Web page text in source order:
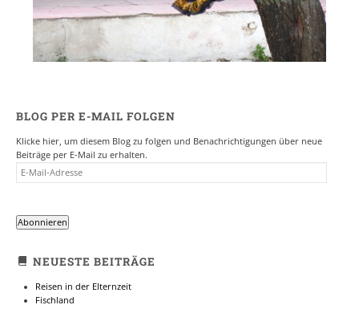
BLOG PER E-MAIL FOLGEN
Klicke hier, um diesem Blog zu folgen und Benachrichtigungen über neue
Beiträge per E-Mail zu erhalten.
E-
MAIL-
Abonnieren
NEUESTE BEITRÄGE
Reisen in der Elternzeit
Fischland